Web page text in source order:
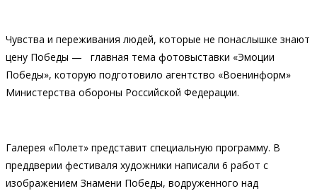
Чувства и переживания людей, которые не понаслышке знают
цену Победы — главная тема фотовыставки «Эмоции
Победы», которую подготовило агентство «Военинформ»
Министерства обороны Российской Федерации.
Галерея «Полет» представит специальную программу. В
преддверии фестиваля художники написали 6 работ с
изображением Знамени Победы, водруженного над